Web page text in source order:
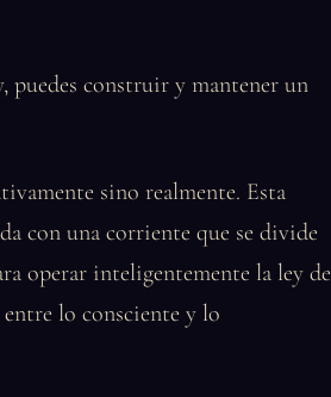
puedes construir y mantener un
sino realmente. Esta
con una corriente que se divide
operar inteligentemente la ley de
lo consciente y lo